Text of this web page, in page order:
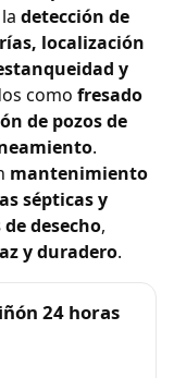
detección de
localización
y
como fresado
de pozos de
.
mantenimiento
sépticas y
desecho,
y duradero.
24 horas